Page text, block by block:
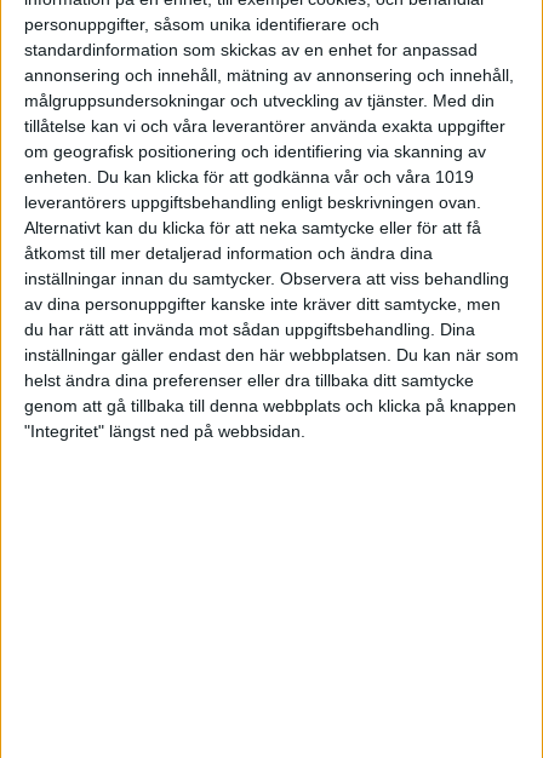
personuppgifter, såsom unika identifierare och
standardinformation som skickas av en enhet for anpassad
annonsering och innehåll, mätning av annonsering och innehåll,
målgruppsundersokningar och utveckling av tjänster. Med din
tillåtelse kan vi och våra leverantörer använda exakta uppgifter
om geografisk positionering och identifiering via skanning av
enheten. Du kan klicka för att godkänna vår och våra 1019
leverantörers uppgiftsbehandling enligt beskrivningen ovan.
Alternativt kan du klicka för att neka samtycke eller för att få
åtkomst till mer detaljerad information och ändra dina
inställningar innan du samtycker. Observera att viss behandling
av dina personuppgifter kanske inte kräver ditt samtycke, men
du har rätt att invända mot sådan uppgiftsbehandling. Dina
inställningar gäller endast den här webbplatsen. Du kan när som
helst ändra dina preferenser eller dra tillbaka ditt samtycke
genom att gå tillbaka till denna webbplats och klicka på knappen
"Integritet" längst ned på webbsidan.
Båda svenska lagen är vidare
till semifinal i dubbel - två
medaljer säkrade
03 april 2023 15:44